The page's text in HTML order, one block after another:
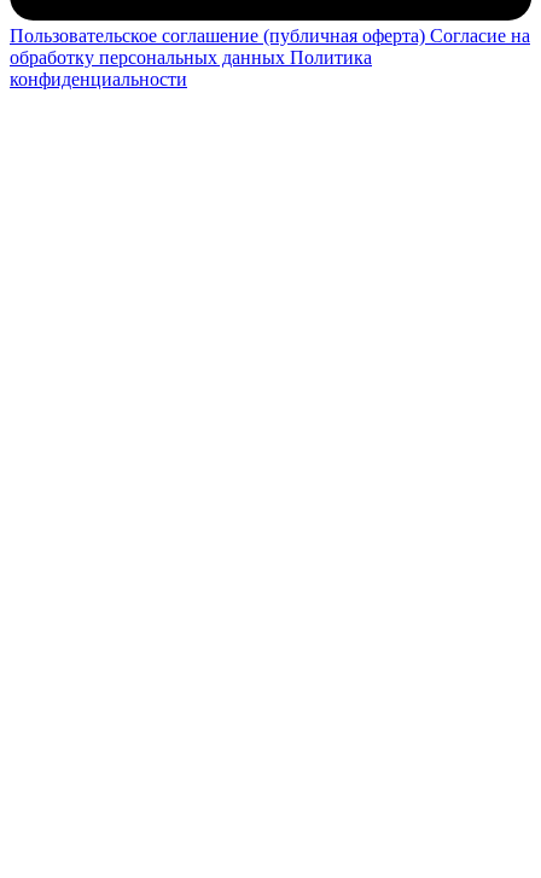
Пользовательское соглашение (публичная оферта) Согласие на
обработку персональных данных Политика
конфиденциальности